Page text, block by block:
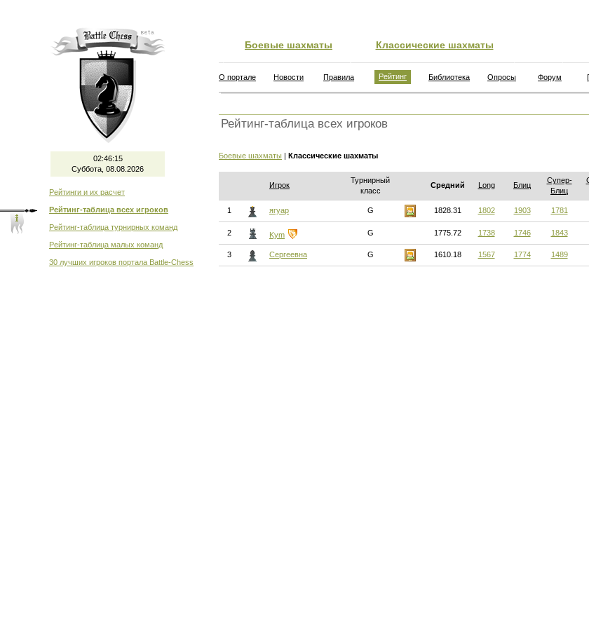
02:46:15
Суббота, 08.08.2026
Рейтинги и их расчет
Рейтинг-таблица всех игроков
Рейтинг-таблица турнирных команд
Рейтинг-таблица малых команд
30 лучших игроков портала Battle-Chess
Боевые шахматы Классические шахматы
О портале Новости Правила Рейтинг Библиотека Опросы Форум
Рейтинг-таблица всех игроков
Боевые шахматы | Классические шахматы
Игрок
Турнирный
класс
Средний Long Блиц
Супер-
Блиц
1 ягуар G 1828.31 1802 1903 1781
2 Kym G 1775.72 1738 1746 1843
3 Сергеевна G 1610.18 1567 1774 1489